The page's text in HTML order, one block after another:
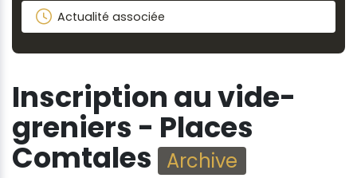
Actualité associée
Inscription au vide-
greniers - Places
Comtales Archive